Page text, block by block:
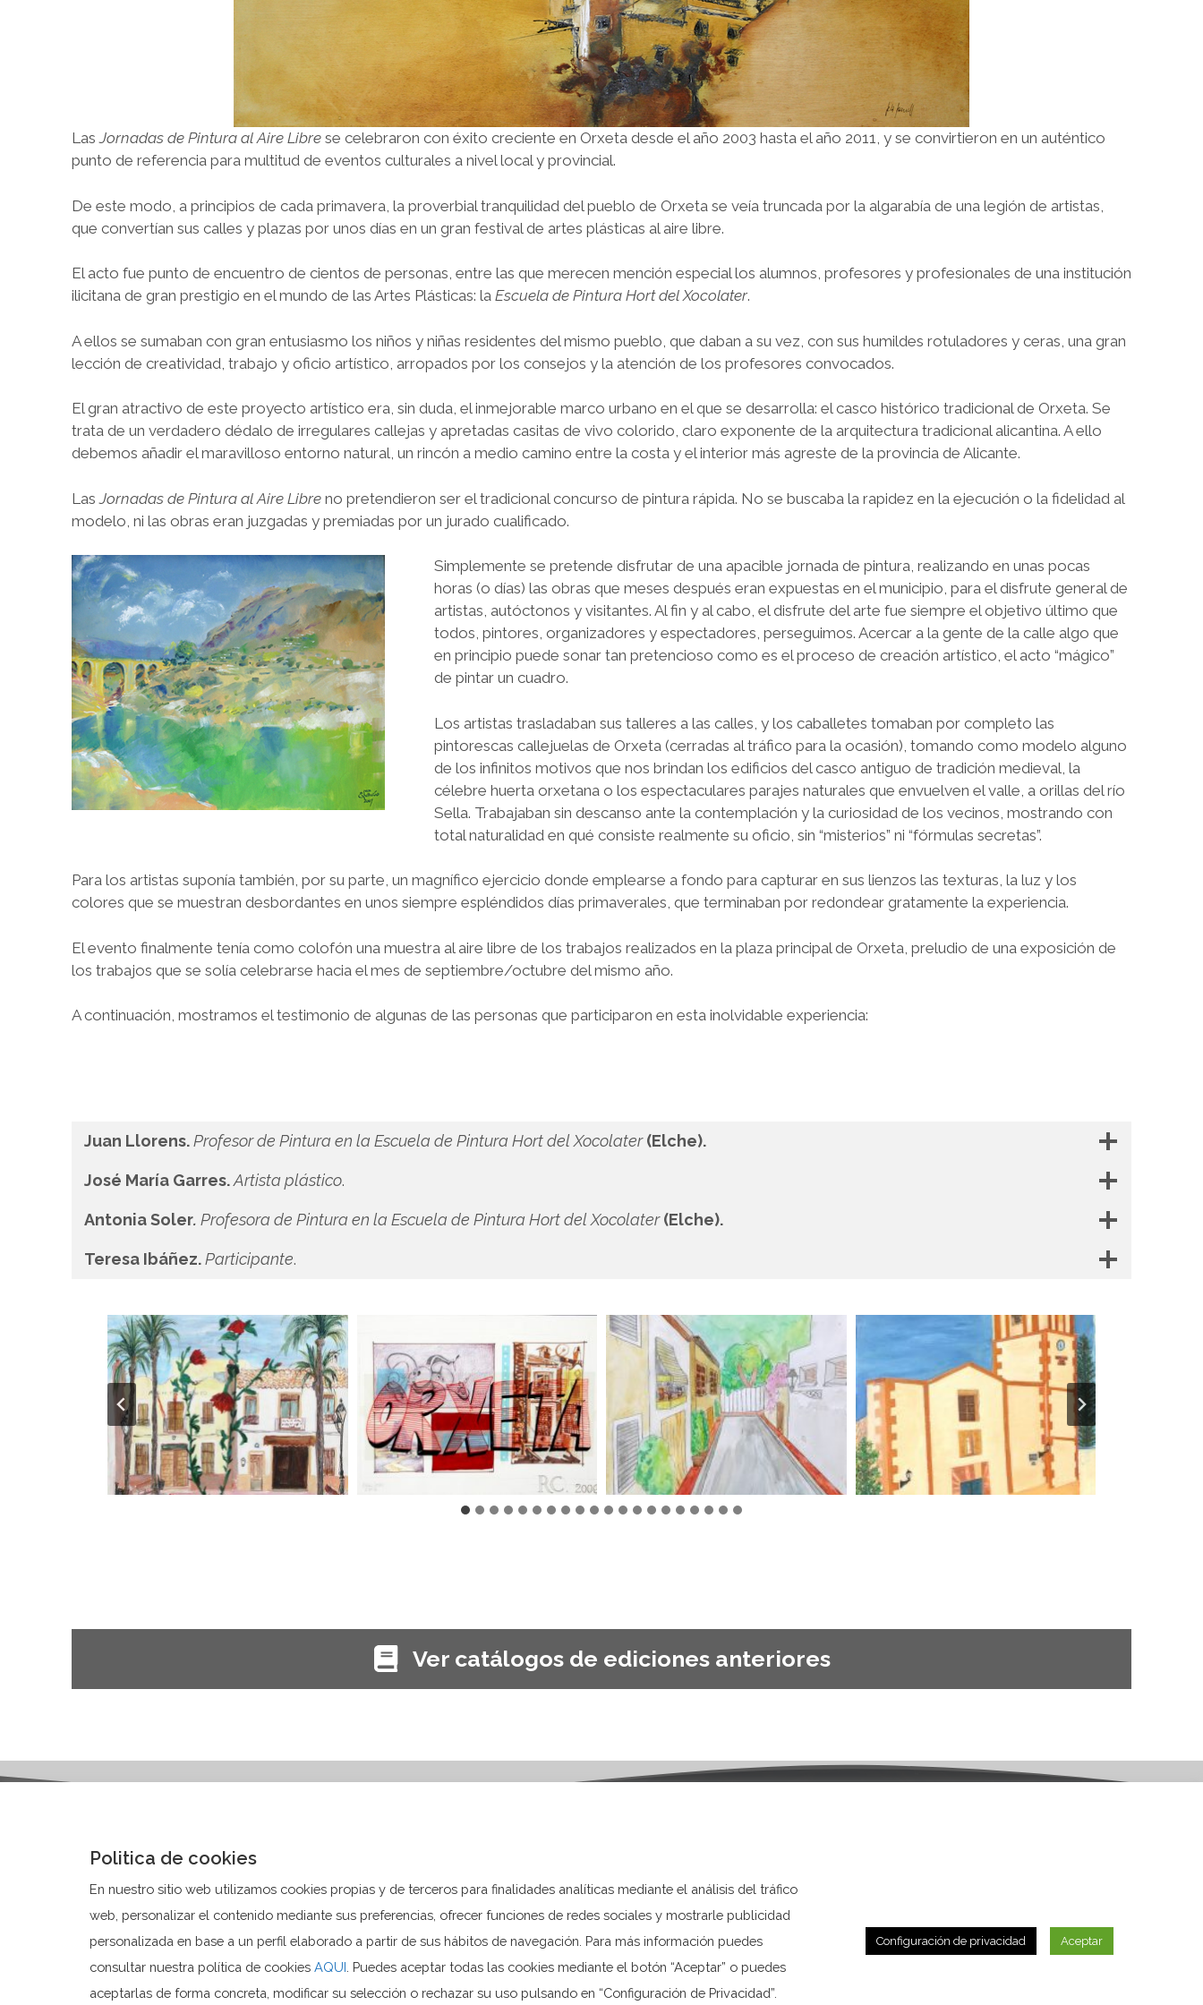
LasJornadas de Pintura al Aire Libre se celebraron con éxito creciente en Orxeta desde el año 2003 hasta el año 2011, y se convirtieron en un auténtico
punto de referencia para multitud de eventos culturales a nivel local y provincial.
De este modo, a principios de cada primavera, la proverbial tranquilidad del pueblo de Orxeta se veía truncada por la algarabía de una legión de artistas,
que convertían sus calles y plazas por unos días en un gran festival de artes plásticas al aire libre.
El acto fue punto de encuentro de cientos de personas, entre las que merecen mención especial los alumnos, profesores y profesionales de una institución
ilicitana de gran prestigio en el mundo de las Artes Plásticas: la Escuela de Pintura Hort del Xocolater.
A ellos se sumaban con gran entusiasmo los niños y niñas residentes del mismo pueblo, que daban a su vez, con sus humildes rotuladores y ceras, una gran
lección de creatividad, trabajo y oficio artístico, arropados por los consejos y la atención de los profesores convocados.
El gran atractivo de este proyecto artístico era, sin duda, el inmejorable marco urbano en el que se desarrolla: el casco histórico tradicional de Orxeta. Se
trata de un verdadero dédalo de irregulares callejas y apretadas casitas de vivo colorido, claro exponente de la arquitectura tradicional alicantina. A ello
debemos añadir el maravilloso entorno natural, un rincón a medio camino entre la costa y el interior más agreste de la provincia de Alicante.
LasJornadas de Pintura al Aire Libre no pretendieron ser el tradicional concurso de pintura rápida. No se buscaba la rapidez en la ejecución o la fidelidad al
modelo, ni las obras eran juzgadas y premiadas por un jurado cualificado.
Simplemente se pretende disfrutar de una apacible jornada de pintura, realizando en unas pocas
horas (o días) las obras que meses después eran expuestas en el municipio, para el disfrute general de
artistas, autóctonos y visitantes. Al fin y al cabo, el disfrute del arte fue siempre el objetivo último que
todos, pintores, organizadores y espectadores, perseguimos. Acercar a la gente de la calle algo que
en principio puede sonar tan pretencioso como es el proceso de creación artístico, el acto “mágico”
de pintar un cuadro.
Los artistas trasladaban sus talleres a las calles, y los caballetes tomaban por completo las
pintorescas callejuelas de Orxeta (cerradas al tráfico para la ocasión), tomando como modelo alguno
de los infinitos motivos que nos brindan los edificios del casco antiguo de tradición medieval, la
célebre huerta orxetana o los espectaculares parajes naturales que envuelven el valle, a orillas del río
Sella. Trabajaban sin descanso ante la contemplación y la curiosidad de los vecinos, mostrando con
total naturalidad en qué consiste realmente su oficio, sin “misterios” ni “fórmulas secretas”.
Para los artistas suponía también, por su parte, un magnífico ejercicio donde emplearse a fondo para capturar en sus lienzos las texturas, la luz y los
colores que se muestran desbordantes en unos siempre espléndidos días primaverales, que terminaban por redondear gratamente la experiencia.
El evento finalmente tenía como colofón una muestra al aire libre de los trabajos realizados en la plaza principal de Orxeta, preludio de una exposición de
los trabajos que se solía celebrarse hacia el mes de septiembre/octubre del mismo año.
A continuación, mostramos el testimonio de algunas de las personas que participaron en esta inolvidable experiencia:
Juan Llorens.Profesor de Pintura en la Escuela de Pintura Hort del Xocolater(Elche).
José María Garres.Artista plástico.
Antonia Soler. Profesora de Pintura en la Escuela de Pintura Hort del Xocolater(Elche).
Teresa Ibáñez.Participante.
Ver catálogos de ediciones anteriores
Ayuntamiento de Orxeta
Plaza Dr. Ferrándiz, 1
03579 Orxeta, Alicante.
+3496 685 50 80
Mapa web
© 2020 Web desarrollada por el Servicio de Informática de Diputación de Alicante
Politica de cookies
En nuestro sitio web utilizamos cookies propias y de terceros para finalidades analíticas mediante el análisis del tráfico
web, personalizar el contenido mediante sus preferencias, ofrecer funciones de redes sociales y mostrarle publicidad
personalizada en base a un perfil elaborado a partir de sus hábitos de navegación. Para más información puedes
consultar nuestra política de cookies AQUI . Puedes aceptar todas las cookies mediante el botón “Aceptar” o puedes
aceptarlas de forma concreta, modificar su selección o rechazar su uso pulsando en “Configuración de Privacidad”.
Configuración de privacidad Aceptar